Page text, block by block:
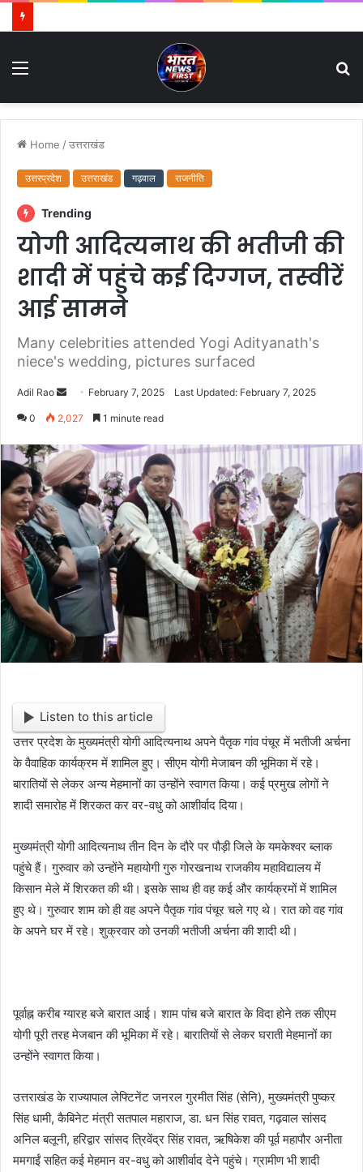
Home /उत्तराखंड
उत्तरप्रदेश उत्तराखंड गढ़वाल राजनीति
Trending
योगी आदित्यनाथ की भतीजी की
शादी में पहुंचे कई दिग्‍गज, तस्‍वीरें
आई सामने
Many celebrities attended Yogi Adityanath's
niece's wedding, pictures surfaced
Adil Rao
e
d
a
n
e
m
a
i
l
February 7, 2025 Last Updated: February 7, 2025
0 2,027 1 minute read
Listen to this article
उत्तर प्रदेश के मुख्यमंत्री योगी आदित्यनाथ अपने पैतृक गांव पंचूर में भतीजी अर्चना
के वैवाहिक कार्यक्रम में शामिल हुए। सीएम योगी मेजाबन की भूमिका में रहे।
बारातियों से लेकर अन्य मेहमानों का उन्होंने स्वागत किया। कई प्रमुख लोगों ने
शादी समारोह में शिरकत कर वर-वधु को आशीर्वाद दिया।
मुख्यमंत्री योगी आदित्यनाथ तीन दिन के दौरे पर पौड़ी जिले के यमकेश्वर ब्लाक
पहुंचे हैं। गुरुवार को उन्होंने महायोगी गुरु गोरखनाथ राजकीय महाविद्यालय में
किसान मेले में शिरकत की थी। इसके साथ ही वह कई और कार्यक्रमों में शामिल
हुए थे। गुरुवार शाम को ही वह अपने पैतृक गांव पंचूर चले गए थे। रात को वह गांव
के अपने घर में रहे। शुक्रवार को उनकी भतीजी अर्चना की शादी थी।
पूर्वाह्न करीब ग्यारह बजे बारात आई। शाम पांच बजे बारात के विदा होने तक सीएम
योगी पूरी तरह मेजबान की भूमिका में रहे। बारातियों से लेकर घराती मेहमानों का
उन्होंने स्वागत किया।
उत्तराखंड के राज्यापाल लेफ्टिनेंट जनरल गुरमीत सिंह (सेनि), मुख्यमंत्री पुष्कर
सिंह धामी, कैबिनेट मंत्री सतपाल महाराज, डा. धन सिंह रावत, गढ़वाल सांसद
अनिल बलूनी, हरिद्वार सांसद त्रिवेंद्र सिंह रावत, ऋषिकेश की पूर्व महापौर अनीता
ममगाईं सहित कई मेहमान वर-वधु को आशीर्वाद देने पहुंचे। ग्रामीण भी शादी